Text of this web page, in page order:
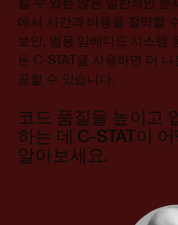
에서 시간과 비용을 절약할
보안, 범용 임베디드 시스템
든 C-STAT을 사용하면 더
공할 수 있습니다.
코드 품질을 높이고
하는 데 C-STAT이
알아보세요.